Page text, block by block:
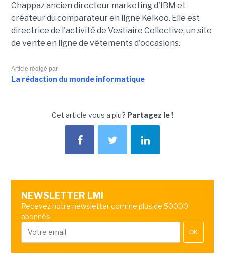
Chappaz ancien directeur marketing d'IBM et
créateur du comparateur en ligne Kelkoo. Elle est
directrice de l'activité de Vestiaire Collective, un site
de vente en ligne de vêtements d'occasions.
Article rédigé par
La rédaction du monde informatique
Cet article vous a plu? Partagez le !
NEWSLETTER LMI
Recevez notre newsletter comme plus de 50000
abonnés
OK